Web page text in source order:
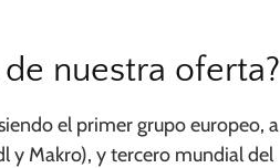
nuestra oferta?
el primer grupo europeo, a
y Makro), y tercero mundial del